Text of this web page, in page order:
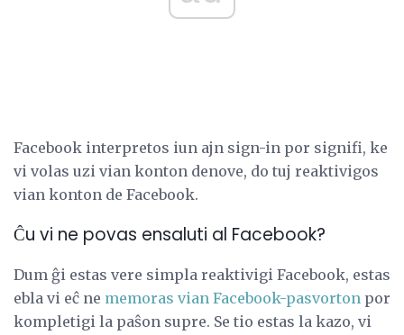
Facebook interpretos iun ajn sign-in por signifi, ke
vi volas uzi vian konton denove, do tuj reaktivigos
vian konton de Facebook.
Ĉu vi ne povas ensaluti al Facebook?
Dum ĝi estas vere simpla reaktivigi Facebook, estas
ebla vi eĉ ne memoras vian Facebook-pasvorton por
kompletigi la paŝon supre. Se tio estas la kazo, vi